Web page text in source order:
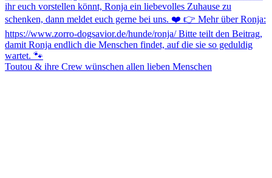
Toutou & ihre Crew wünschen allen lieben Menschen